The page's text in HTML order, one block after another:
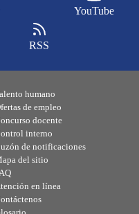
YouTube
RSS
humano
de empleo
docente
interno
de notificaciones
del sitio
en línea